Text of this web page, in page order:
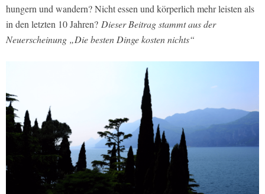
hungern und wandern? Nicht essen und körperlich mehr leisten als
in den letzten 10 Jahren? Dieser Beitrag stammt aus der
Neuerscheinung „Die besten Dinge kosten nichts“